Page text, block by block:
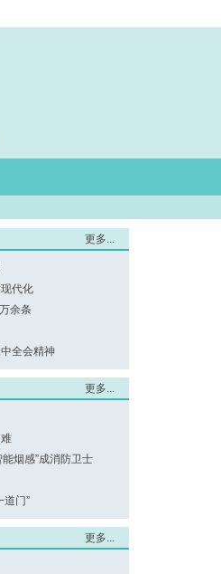
更多...
代化
余条
全会精神
更多...
烟感”成消防卫士
道门”
更多...